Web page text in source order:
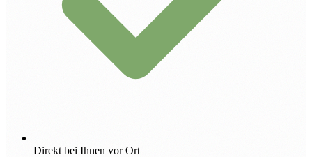
Direkt bei Ihnen vor Ort